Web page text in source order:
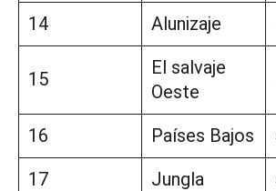
14 Alunizaje
15
El salvaje
Oeste
16 Países Bajos
17
Jungla